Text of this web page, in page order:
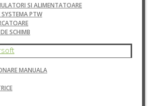
SI ALIMENTATOARE
SYSTEMA PTW
SCHIMB
MANUALA